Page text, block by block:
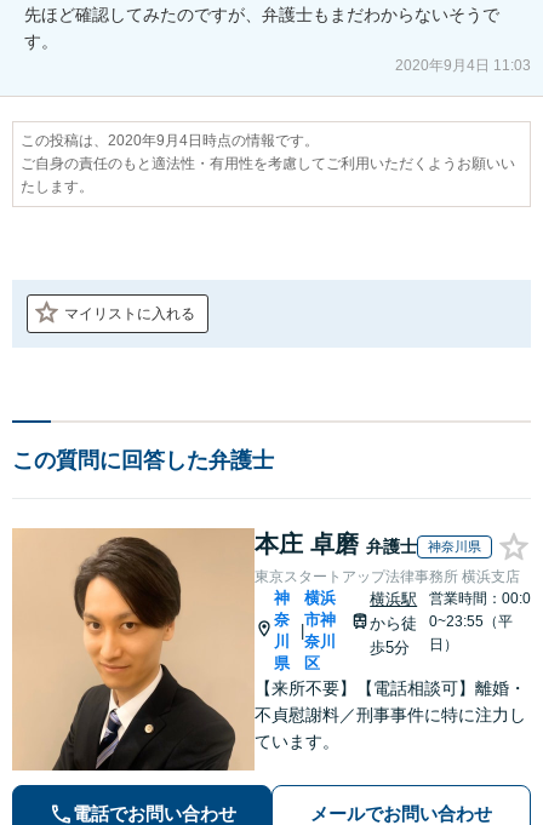
先ほど確認してみたのですが、弁護士もまだわからないそうで
す。
2020年9月4日 11:03
この投稿は、2020年9月4日時点の情報です。
ご自身の責任のもと適法性・有用性を考慮してご利用いただくようお願いい
たします。
マイリストに入れる
この質問に回答した弁護士
本庄 卓磨 弁護士 神奈川県
東京スタートアップ法律事務所 横浜支店
神
奈
川
県
横浜
市神
奈川
区
横浜駅
から徒
歩5分
営業時間：00:0
0~23:55（平
日）
【来所不要】【電話相談可】離婚・
不貞慰謝料／刑事事件に特に注力し
ています。
電話でお問い合わせ メールでお問い合わせ